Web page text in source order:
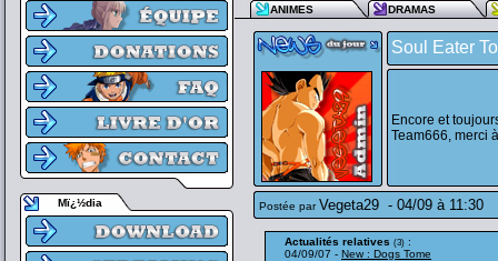
Mï¿½dia
ANIMES
DRAMAS
Soul Eater
Encore et
Team666, merci
Postée parVegeta29 - 04/09 à 11:30
Actualités relatives (3) :
04/09/07 - New : Dogs Tome